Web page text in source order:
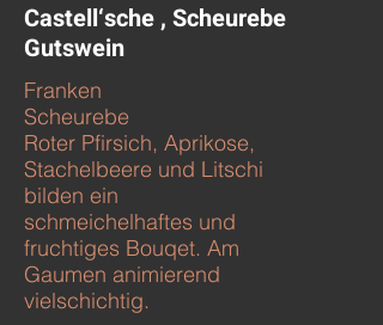
Castell‘sche , Scheurebe
Gutswein
Franken
Scheurebe
Roter Pfirsich, Aprikose,
Stachelbeere und Litschi
bilden ein
schmeichelhaftes und
fruchtiges Bouqet. Am
Gaumen animierend
vielschichtig.